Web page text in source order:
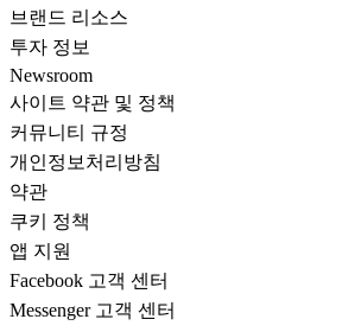
브랜드 리소스
투자 정보
Newsroom
사이트 약관 및 정책
커뮤니티 규정
개인정보처리방침
약관
쿠키 정책
앱 지원
Facebook 고객 센터
Messenger 고객 센터